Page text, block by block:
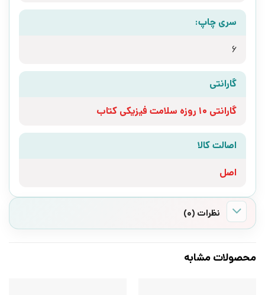
سری چاپ:
6
گارانتی
گارانتی 10 روزه سلامت فیزیکی کتاب
اصالت کالا
اصل
نظرات (0)
محصولات مشابه